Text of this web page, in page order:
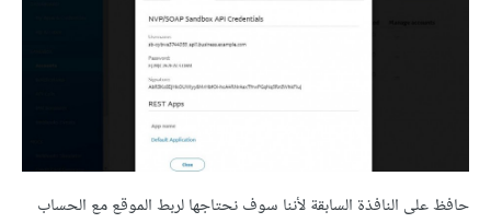
حافظ على النافذة السابقة لأننا سوف نحتاجها لربط الموقع مع الحساب